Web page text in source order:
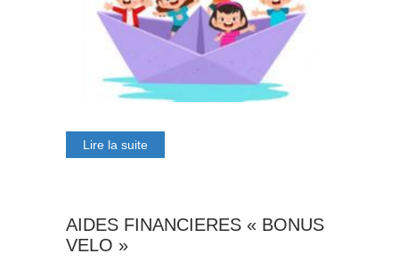
Lire la suite
AIDES FINANCIERES « BONUS
VELO »